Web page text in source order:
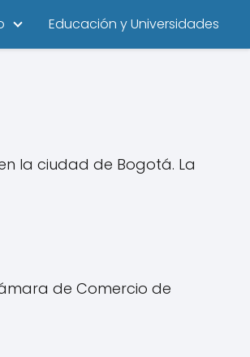
Educación y Universidades
la ciudad de Bogotá. La
de Comercio de